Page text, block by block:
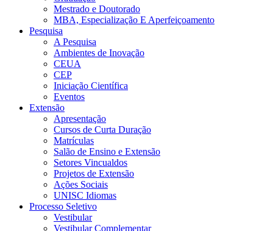
Mestrado e Doutorado
MBA, Especialização E Aperfeiçoamento
Pesquisa
A Pesquisa
Ambientes de Inovação
CEUA
CEP
Iniciação Científica
Eventos
Extensão
Apresentação
Cursos de Curta Duração
Matrículas
Salão de Ensino e Extensão
Setores Vincualdos
Projetos de Extensão
Ações Sociais
UNISC Idiomas
Processo Seletivo
Vestibular
Vestibular Complementar